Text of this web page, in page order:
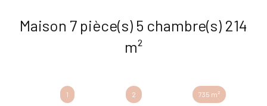
Maison 7 pièce(s) 5 chambre(s) 214
m²
1 2 735 m²